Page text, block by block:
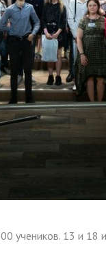
учеников. 13 и